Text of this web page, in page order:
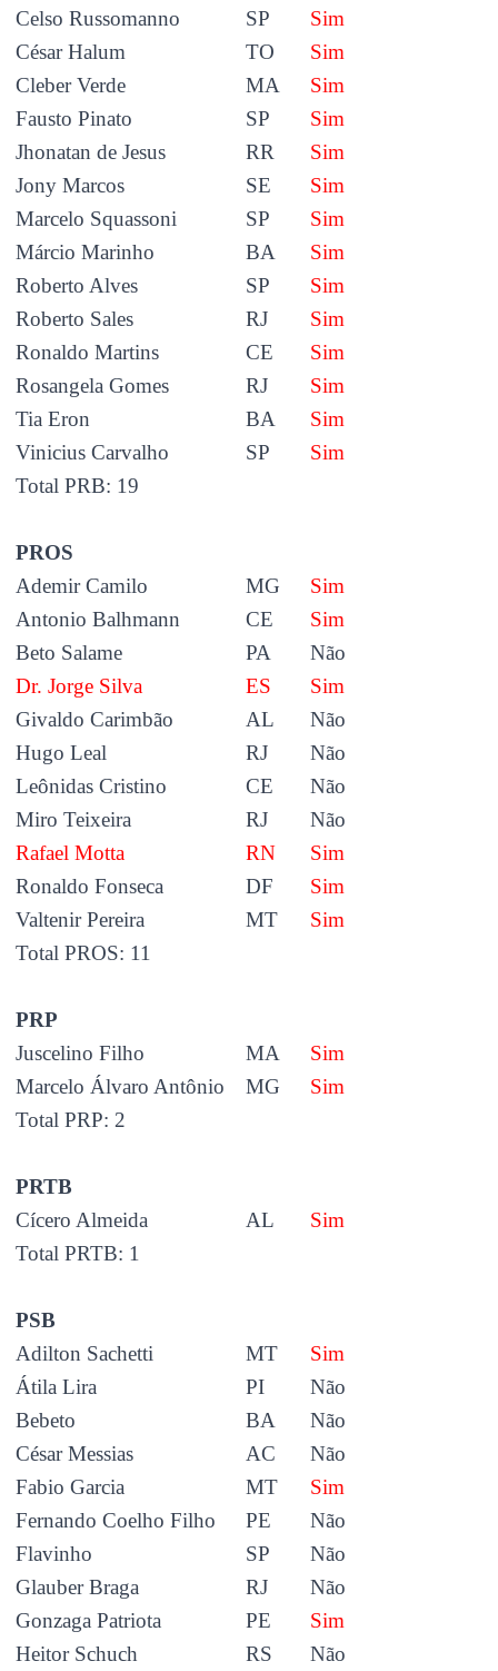
Celso Russomanno
SP
Sim
César Halum
TO
Sim
Cleber Verde
MA
Sim
Fausto Pinato
SP
Sim
Jhonatan de Jesus
RR
Sim
Jony Marcos
SE
Sim
Marcelo Squassoni
SP
Sim
Márcio Marinho
BA
Sim
Roberto Alves
SP
Sim
Roberto Sales
RJ
Sim
Ronaldo Martins
CE
Sim
Rosangela Gomes
RJ
Sim
Tia Eron
BA
Sim
Vinicius Carvalho
SP
Sim
Total PRB: 19
PROS
Ademir Camilo
MG
Sim
Antonio Balhmann
CE
Sim
Beto Salame
PA
Não
Dr. Jorge Silva
ES
Sim
Givaldo Carimbão
AL
Não
Hugo Leal
RJ
Não
Leônidas Cristino
CE
Não
Miro Teixeira
RJ
Não
Rafael Motta
RN
Sim
Ronaldo Fonseca
DF
Sim
Valtenir Pereira
MT
Sim
Total PROS: 11
PRP
Juscelino Filho
MA
Sim
Marcelo Álvaro Antônio
MG
Sim
Total PRP: 2
PRTB
Cícero Almeida
AL
Sim
Total PRTB: 1
PSB
Adilton Sachetti
MT
Sim
Átila Lira
PI
Não
Bebeto
BA
Não
César Messias
AC
Não
Fabio Garcia
MT
Sim
Fernando Coelho Filho
PE
Não
Flavinho
SP
Não
Glauber Braga
RJ
Não
Gonzaga Patriota
PE
Sim
Heitor Schuch
RS
Não